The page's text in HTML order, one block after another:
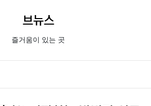
브뉴스
즐거움이 있는 곳